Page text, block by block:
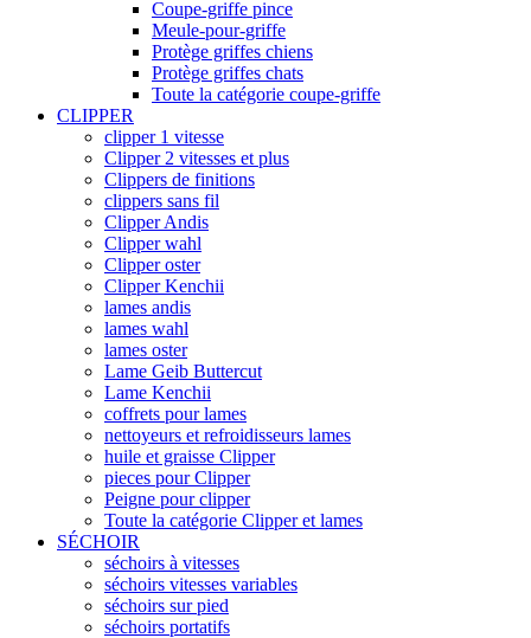
Coupe-griffe pince
Meule-pour-griffe
Protège griffes chiens
Protège griffes chats
Toute la catégorie coupe-griffe
CLIPPER
clipper 1 vitesse
Clipper 2 vitesses et plus
Clippers de finitions
clippers sans fil
Clipper Andis
Clipper wahl
Clipper oster
Clipper Kenchii
lames andis
lames wahl
lames oster
Lame Geib Buttercut
Lame Kenchii
coffrets pour lames
nettoyeurs et refroidisseurs lames
huile et graisse Clipper
pieces pour Clipper
Peigne pour clipper
Toute la catégorie Clipper et lames
SÉCHOIR
séchoirs à vitesses
séchoirs vitesses variables
séchoirs sur pied
séchoirs portatifs